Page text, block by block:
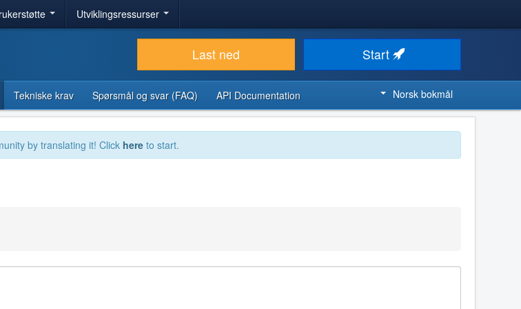
Utviklingsressurser
Last ned Start
Tekniske krav Spørsmål og svar (FAQ) API Documentation Norsk bokmål
by translating it! Click here to start.